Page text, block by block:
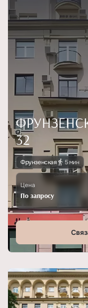
32
Фрунзенская 5 мин
Цена
По запросу